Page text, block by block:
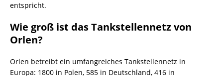
entspricht.
Wie groß ist das Tankstellennetz von
Orlen?
Orlen betreibt ein umfangreiches Tankstellennetz in
Europa: 1800 in Polen, 585 in Deutschland, 416 in